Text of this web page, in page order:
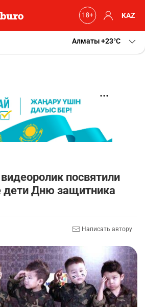
KAZ
Алматы+23 C
посвятили
дети Дню защитника
Написать автору